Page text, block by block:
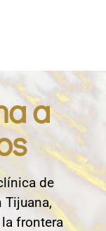
a
de
Tijuana,
frontera